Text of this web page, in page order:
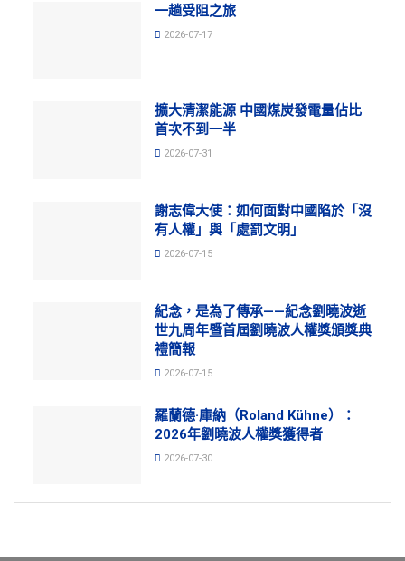
一趟受阻之旅
2026-07-17
擴大清潔能源 中國煤炭發電量佔比
首次不到一半
2026-07-31
謝志偉大使：如何面對中國陷於「沒
有人權」與「處罰文明」
2026-07-15
紀念，是為了傳承——紀念劉曉波逝
世九周年暨首屆劉曉波人權獎頒獎典
禮簡報
2026-07-15
羅蘭德·庫納（Roland Kühne）：
2026年劉曉波人權獎獲得者
2026-07-30